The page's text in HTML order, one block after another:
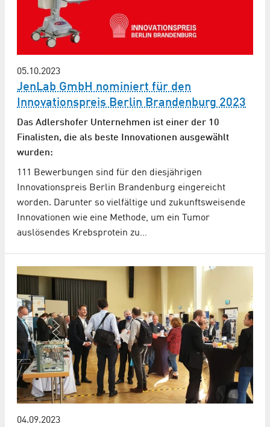
05.10.2023
JenLab GmbH nominiert für den
Innovationspreis Berlin Brandenburg 2023
Das Adlershofer Unternehmen ist einer der 10
Finalisten, die als beste Innovationen ausgewählt
wurden:
111 Bewerbungen sind für den diesjährigen
Innovationspreis Berlin Brandenburg eingereicht
worden. Darunter so vielfältige und zukunftsweisende
Innovationen wie eine Methode, um ein Tumor
auslösendes Krebsprotein zu…
04.09.2023